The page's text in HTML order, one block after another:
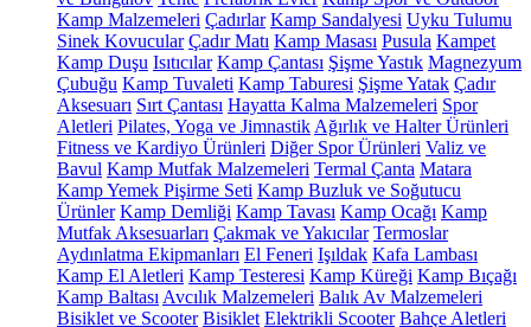
Kamp Malzemeleri Çadırlar Kamp Sandalyesi Uyku Tulumu
Sinek Kovucular Çadır Matı Kamp Masası Pusula Kampet
Kamp Duşu Isıtıcılar Kamp Çantası Şişme Yastık Magnezyum
Çubuğu Kamp Tuvaleti Kamp Taburesi Şişme Yatak Çadır
Aksesuarı Sırt Çantası Hayatta Kalma Malzemeleri Spor
Aletleri Pilates, Yoga ve Jimnastik Ağırlık ve Halter Ürünleri
Fitness ve Kardiyo Ürünleri Diğer Spor Ürünleri Valiz ve
Bavul Kamp Mutfak Malzemeleri Termal Çanta Matara
Kamp Yemek Pişirme Seti Kamp Buzluk ve Soğutucu
Ürünler Kamp Demliği Kamp Tavası Kamp Ocağı Kamp
Mutfak Aksesuarları Çakmak ve Yakıcılar Termoslar
Aydınlatma Ekipmanları El Feneri Işıldak Kafa Lambası
Kamp El Aletleri Kamp Testeresi Kamp Küreği Kamp Bıçağı
Kamp Baltası Avcılık Malzemeleri Balık Av Malzemeleri
Bisiklet ve Scooter Bisiklet Elektrikli Scooter Bahçe Aletleri